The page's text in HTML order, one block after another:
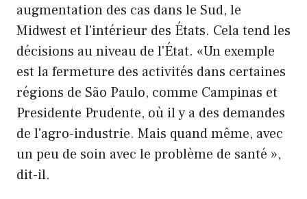
augmentation des cas dans le Sud, le
Midwest et l'intérieur des États. Cela tend les
décisions au niveau de l'État. «Un exemple
est la fermeture des activités dans certaines
régions de São Paulo, comme Campinas et
Presidente Prudente, où il y a des demandes
de l'agro-industrie. Mais quand même, avec
un peu de soin avec le problème de santé »,
dit-il.